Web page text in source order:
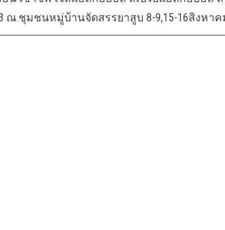
ณ.ชุมชนหมู่บ้านจัดสรรยาสูบ 8-9,15-16สิงห